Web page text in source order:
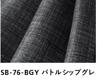
SB-76-BGY バトルシップグレ